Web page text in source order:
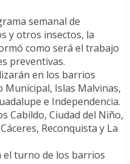
semanal de
y otros insectos, la
como será el trabajo
preventivas.
en los barrios
Islas Malvinas,
e Independencia.
Cabildo, Ciudad del Niño,
Reconquista y La
el turno de los barrios